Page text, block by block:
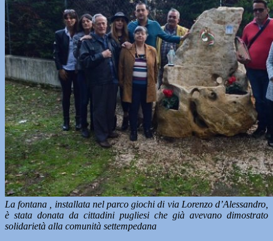
La fontana , installata nel parco giochi di via Lorenzo d’Alessandro,
è stata donata da cittadini pugliesi che già avevano dimostrato
solidarietà alla comunità settempedana